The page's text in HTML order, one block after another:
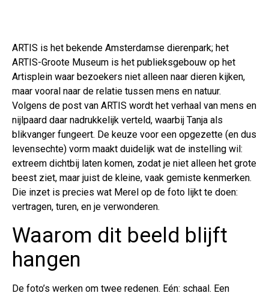
ARTIS is het bekende Amsterdamse dierenpark; het
ARTIS-Groote Museum is het publieksgebouw op het
Artisplein waar bezoekers niet alleen naar dieren kijken,
maar vooral naar de relatie tussen mens en natuur.
Volgens de post van ARTIS wordt het verhaal van mens en
nijlpaard daar nadrukkelijk verteld, waarbij Tanja als
blikvanger fungeert. De keuze voor een opgezette (en dus
levensechte) vorm maakt duidelijk wat de instelling wil:
extreem dichtbij laten komen, zodat je niet alleen het grote
beest ziet, maar juist de kleine, vaak gemiste kenmerken.
Die inzet is precies wat Merel op de foto lijkt te doen:
vertragen, turen, en je verwonderen.
Waarom dit beeld blijft
hangen
De foto’s werken om twee redenen. Eén: schaal. Een